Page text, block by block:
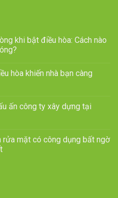
khi bật điều hòa: Cách nào
hòa khiến nhà bạn càng
ấn công ty xây dựng tại
rửa mặt có công dụng bất ngờ